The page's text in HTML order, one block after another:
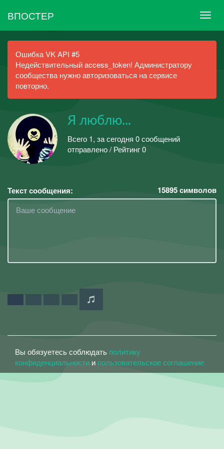
ВПОСТЕР
Ошибка VK API #5
Недействительный access_token! Администратору
сообщества нужно авторизоваться на сервисе
повторно.
Я люблю...
Всего 1, за сегодня 0 сообщений
отправлено / Рейтинг 0
Текст сообщения: 15895символов
Вы обязуетесь соблюдать политику
конфиденциальности и пользовательское соглашение